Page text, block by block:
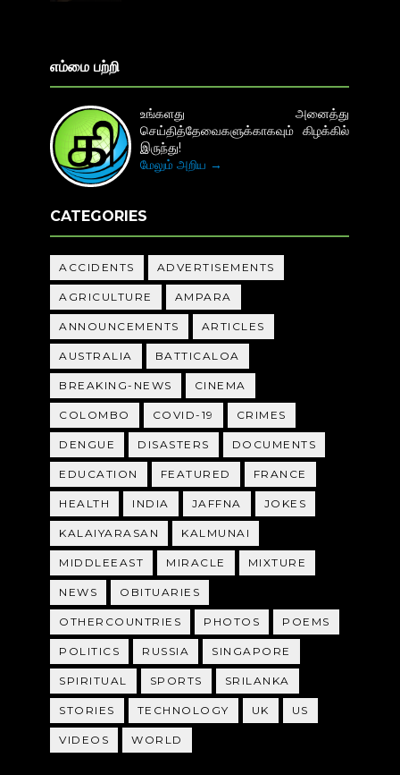
எம்மை பற்றி
உங்களது அனைத்து
செய்தித்தேவைகளுக்காகவும் கிழக்கில்
இருந்து!
மேலும் அறிய →
CATEGORIES
ACCIDENTS ADVERTISEMENTS
AGRICULTURE AMPARA
ANNOUNCEMENTS ARTICLES
AUSTRALIA BATTICALOA
BREAKING-NEWS CINEMA
COLOMBO COVID-19 CRIMES
DENGUE DISASTERS DOCUMENTS
EDUCATION FEATURED FRANCE
HEALTH INDIA JAFFNA JOKES
KALAIYARASAN KALMUNAI
MIDDLEEAST MIRACLE MIXTURE
NEWS OBITUARIES
OTHERCOUNTRIES PHOTOS POEMS
POLITICS RUSSIA SINGAPORE
SPIRITUAL SPORTS SRILANKA
STORIES TECHNOLOGY UK US
VIDEOS WORLD